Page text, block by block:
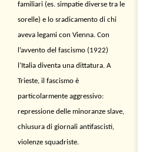
familiari (es. simpatie diverse tra le
sorelle) e lo sradicamento di chi
aveva legami con Vienna. Con
l’avvento del fascismo (1922)
l’Italia diventa una dittatura. A
Trieste, il fascismo è
particolarmente aggressivo:
repressione delle minoranze slave,
chiusura di giornali antifascisti,
violenze squadriste.